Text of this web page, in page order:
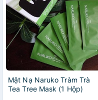
Mặt Nạ Naruko Tràm Trà
Tea Tree Mask (1 Hộp)